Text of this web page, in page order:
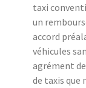
taxi
un
accord
véhicules
agrément
de taxis que